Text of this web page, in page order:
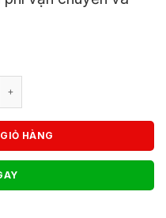
Bọc Nệm Chân Sắt Xoay
HÀNG